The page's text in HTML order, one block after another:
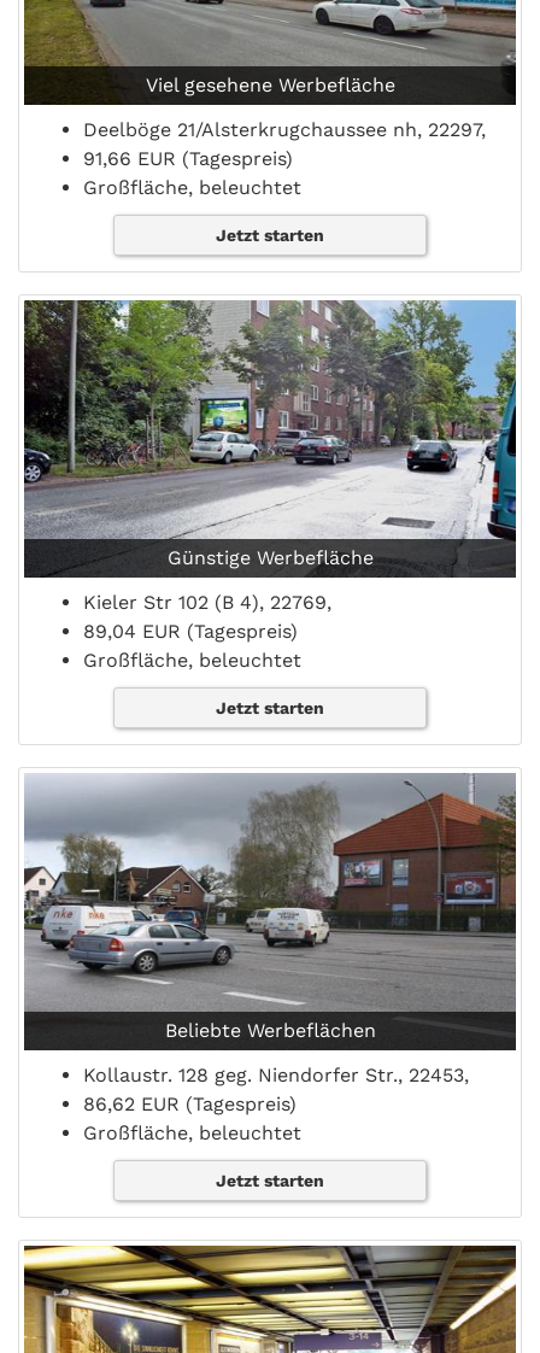
Viel gesehene Werbefläche
Deelböge 21/Alsterkrugchaussee nh, 22297,
91,66 EUR (Tagespreis)
Großfläche, beleuchtet
Jetzt starten
Günstige Werbefläche
Kieler Str 102 (B 4), 22769,
89,04 EUR (Tagespreis)
Großfläche, beleuchtet
Jetzt starten
Beliebte Werbeflächen
Kollaustr. 128 geg. Niendorfer Str., 22453,
86,62 EUR (Tagespreis)
Großfläche, beleuchtet
Jetzt starten